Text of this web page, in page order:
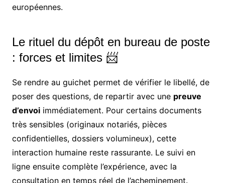
européennes.
Le rituel du dépôt en bureau de poste
: forces et limites 📨
Se rendre au guichet permet de vérifier le libellé, de
poser des questions, de repartir avec une preuve
d’envoiimmédiatement. Pour certains documents
très sensibles (originaux notariés, pièces
confidentielles, dossiers volumineux), cette
interaction humaine reste rassurante. Le suivi en
ligne ensuite complète l’expérience, avec la
consultation en temps réel de l’acheminement.